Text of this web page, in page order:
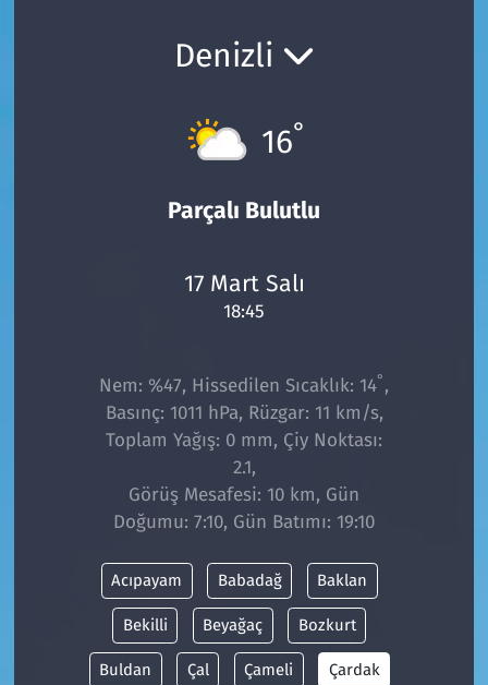
Denizli
16°
Parçalı Bulutlu
17 Mart Salı
18:45
Nem: %47, Hissedilen Sıcaklık: 14° ,
Basınç: 1011 hPa, Rüzgar: 11 km/s,
Toplam Yağış: 0 mm, Çiy Noktası:
2.1,
Görüş Mesafesi: 10 km, Gün
Doğumu: 7:10, Gün Batımı: 19:10
Acıpayam Babadağ Baklan
Bekilli Beyağaç Bozkurt
Buldan Çal Çameli Çardak
Kültür Sanat
Saray
Spor
Süleymanpaşa